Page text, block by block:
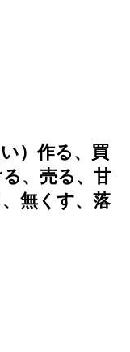
）作る、買
、売る、甘
無くす、落